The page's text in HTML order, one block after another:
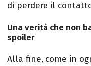
di perdere il
Una verità che non
spoiler
Alla fine, come in